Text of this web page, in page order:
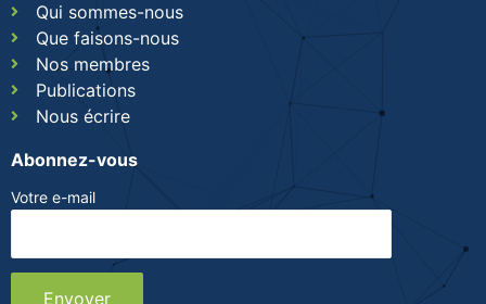
Qui sommes-nous
Que faisons-nous
Nos membres
Publications
Nous écrire
Abonnez-vous
Votre e-mail